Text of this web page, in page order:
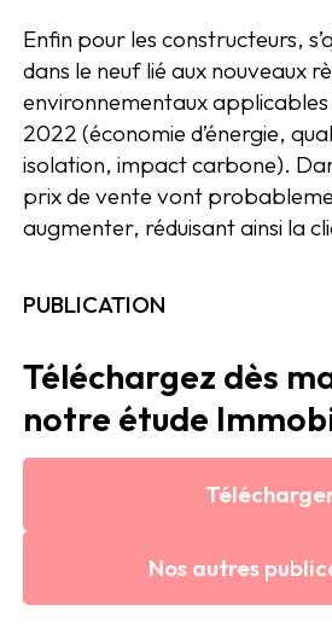
Enfin pour les constructeurs,
dans le neuf lié aux nouveaux
environnementaux
2022 (économie d’énergie,
isolation, impact carbone).
prix de vente vont
augmenter, réduisant ainsi la
PUBLICATION
Téléchargez dès
notre étude
Nos autres